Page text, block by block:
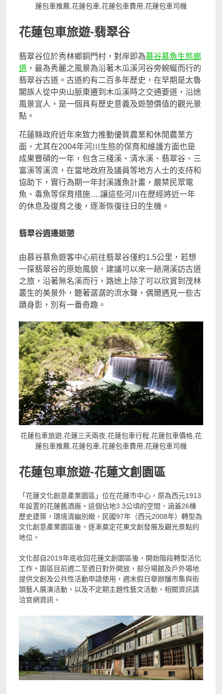
蓮包車推薦,花蓮包車,花蓮包車費用,花蓮包車司機
花蓮包車旅遊-翡翠谷
翡翠谷位於秀林鄉銅門村，對岸即為慕谷慕魚生態廊
道 ，最為秀麗之風景為沿著木瓜溪河谷旁蜿蜒而行的
翡翠谷古道。古道約有二百多年歷史，在早期是太魯
閣族人從中央山脈東遷到木瓜溪時之交通要道，沿途
風景宜人，是一個具有歷史意義及遊憩價值的觀光景
點。
花蓮縣政府近年來致力推動優質農業和休閒農業方
面，尤其在2004年河川生態的保育和維護方面也是
成果豐碩的一年，包含三棧溪、清水溪、翡翠谷、三
富溪等溪流，在當地政府及議員等地方人士的支持和
協助下，實行為期一年封溪護魚計畫，嚴禁民眾電
魚、毒魚等保育措施….讓這些河川在歷經將近一年
的休息及復育之後，逐漸恢復往日的生機。
翡翠谷週邊遊憩
由慕谷慕魚遊客中心前往翡翠谷僅約1.5公里，若想
一探翡翠谷的原始風貌，建議可以來一趟溯溪訪古道
之旅，沿著無名溪而行，路途上除了可以欣賞到茂林
叢生的美景外，聽著潺潺的流水聲，偶爾遇見一些古
蹟身影，別有一番奇趣。
花蓮包車旅遊,花蓮三天兩夜,花蓮包車行程,花蓮包車價格,花
蓮包車推薦,花蓮包車,花蓮包車費用,花蓮包車司機
花蓮包車旅遊-花蓮文創園區
「花蓮文化創意產業園區」位在花蓮市中心，原為西元1913
年設置的花蓮舊酒廠。這個佔地3.3公頃的空間，涵蓋26棟
歷史建築，環境清幽別緻，民國97年（西元2008年）轉型為
文化創意產業園區後，逐漸奠定花東文創發展及觀光景點的
地位。
文化部自2019年底收回花蓮文創園區後，開始階段轉型活化
工作。園區目前週二至週日對外開放，部分場館及戶外場地
提供文創及公共性活動申請使用，週末假日舉辦釀市集與街
頭藝人展演活動，以及不定期主題性藝文活動，相關資訊請
洽官網資訊。